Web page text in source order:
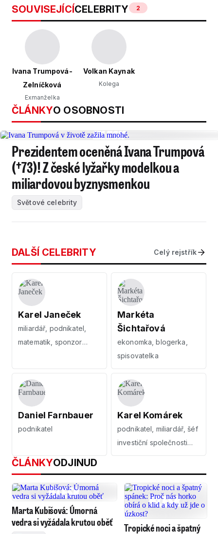
SOUVISEJÍCÍCELEBRITY 2
Ivana Trumpová-
Zelníčková
Exmanželka
Volkan Kaynak
Kolega
ČLÁNKYO OSOBNOSTI
Prezidentem oceněná Ivana Trumpová
(†73)! Z české lyžařky modelkou a
miliardovou byznysmenkou
Světové celebrity
DALŠÍ CELEBRITY Celý rejstřík
Karel Janeček
miliardář, podnikatel,
matematik, sponzor
Markéta
Šichtařová
ekonomka, blogerka,
spisovatelka
Daniel Farnbauer
podnikatel
Karel Komárek
podnikatel, miliardář, šéf
investiční společnosti
KKCG
ČLÁNKYODJINUD
Marta Kubišová: Úmorná
vedra si vyžádala krutou oběť
Tropické noci a špatný